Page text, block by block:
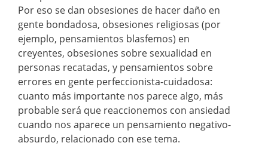
Por eso se dan obsesiones de hacer daño en
gente bondadosa, obsesiones religiosas (por
ejemplo, pensamientos blasfemos) en
creyentes, obsesiones sobre sexualidad en
personas recatadas, y pensamientos sobre
errores en gente perfeccionista-cuidadosa:
cuanto más importante nos parece algo, más
probable será que reaccionemos con ansiedad
cuando nos aparece un pensamiento negativo-
absurdo, relacionado con ese tema.